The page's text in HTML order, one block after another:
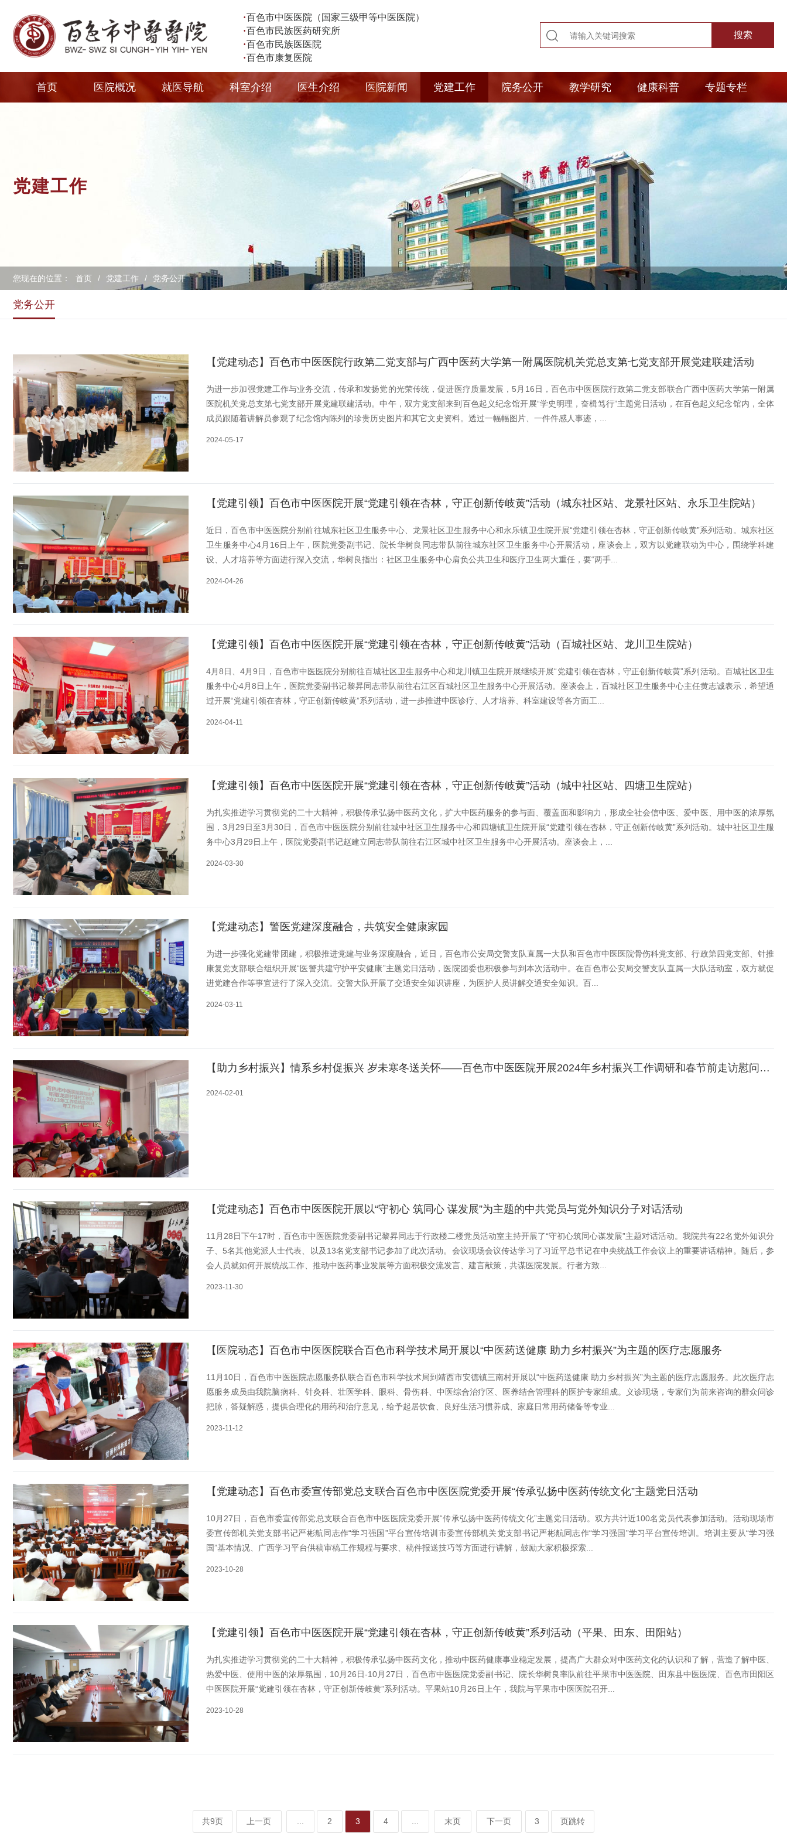
·百色市中医医院（国家三级甲等中医医院）
·百色市民族医药研究所
·百色市民族医医院
·百色市康复医院
首页 医院概况 就医导航 科室介绍 医生介绍 医院新闻 党建工作 院务公开 教学研究 健康科普 专题专栏
党建工作
您现在的位置： 首页 / 党建工作 / 党务公开
党务公开
【党建动态】百色市中医医院行政第二党支部与广西中医药大学第一附属医院机关党总支第七党支部开展党建联建活动
为进一步加强党建工作与业务交流，传承和发扬党的光荣传统，促进医疗质量发展，5月16日，百色市中医医院行政第二党支部联合广西中医药大学第一附属
医院机关党总支第七党支部开展党建联建活动。中午，双方党支部来到百色起义纪念馆开展“学史明理，奋楫笃行”主题党日活动，在百色起义纪念馆内，全体
成员跟随着讲解员参观了纪念馆内陈列的珍贵历史图片和其它文史资料。透过一幅幅图片、一件件感人事迹，...
2024-05-17
【党建引领】百色市中医医院开展“党建引领在杏林，守正创新传岐黄”活动（城东社区站、龙景社区站、永乐卫生院站）
近日，百色市中医医院分别前往城东社区卫生服务中心、龙景社区卫生服务中心和永乐镇卫生院开展“党建引领在杏林，守正创新传岐黄”系列活动。城东社区
卫生服务中心4月16日上午，医院党委副书记、院长华树良同志带队前往城东社区卫生服务中心开展活动，座谈会上，双方以党建联动为中心，围绕学科建
设、人才培养等方面进行深入交流，华树良指出：社区卫生服务中心肩负公共卫生和医疗卫生两大重任，要“两手...
2024-04-26
【党建引领】百色市中医医院开展“党建引领在杏林，守正创新传岐黄”活动（百城社区站、龙川卫生院站）
4月8日、4月9日，百色市中医医院分别前往百城社区卫生服务中心和龙川镇卫生院开展继续开展“党建引领在杏林，守正创新传岐黄”系列活动。百城社区卫生
服务中心4月8日上午，医院党委副书记黎昇同志带队前往右江区百城社区卫生服务中心开展活动。座谈会上，百城社区卫生服务中心主任黄志诚表示，希望通
过开展“党建引领在杏林，守正创新传岐黄”系列活动，进一步推进中医诊疗、人才培养、科室建设等各方面工...
2024-04-11
【党建引领】百色市中医医院开展“党建引领在杏林，守正创新传岐黄”活动（城中社区站、四塘卫生院站）
为扎实推进学习贯彻党的二十大精神，积极传承弘扬中医药文化，扩大中医药服务的参与面、覆盖面和影响力，形成全社会信中医、爱中医、用中医的浓厚氛
围，3月29日至3月30日，百色市中医医院分别前往城中社区卫生服务中心和四塘镇卫生院开展“党建引领在杏林，守正创新传岐黄”系列活动。城中社区卫生服
务中心3月29日上午，医院党委副书记赵建立同志带队前往右江区城中社区卫生服务中心开展活动。座谈会上，...
2024-03-30
【党建动态】警医党建深度融合，共筑安全健康家园
为进一步强化党建带团建，积极推进党建与业务深度融合，近日，百色市公安局交警支队直属一大队和百色市中医医院骨伤科党支部、行政第四党支部、针推
康复党支部联合组织开展“医警共建守护平安健康”主题党日活动，医院团委也积极参与到本次活动中。在百色市公安局交警支队直属一大队活动室，双方就促
进党建合作等事宜进行了深入交流。交警大队开展了交通安全知识讲座，为医护人员讲解交通安全知识。百...
2024-03-11
【助力乡村振兴】情系乡村促振兴 岁未寒冬送关怀——百色市中医医院开展2024年乡村振兴工作调研和春节前走访慰问活动
2024-02-01
【党建动态】百色市中医医院开展以“守初心 筑同心 谋发展”为主题的中共党员与党外知识分子对话活动
11月28日下午17时，百色市中医医院党委副书记黎昇同志于行政楼二楼党员活动室主持开展了“守初心筑同心谋发展”主题对话活动。我院共有22名党外知识分
子、5名其他党派人士代表、以及13名党支部书记参加了此次活动。会议现场会议传达学习了习近平总书记在中央统战工作会议上的重要讲话精神。随后，参
会人员就如何开展统战工作、推动中医药事业发展等方面积极交流发言、建言献策，共谋医院发展。行者方致...
2023-11-30
【医院动态】百色市中医医院联合百色市科学技术局开展以“中医药送健康 助力乡村振兴”为主题的医疗志愿服务
11月10日，百色市中医医院志愿服务队联合百色市科学技术局到靖西市安德镇三南村开展以“中医药送健康 助力乡村振兴”为主题的医疗志愿服务。此次医疗志
愿服务成员由我院脑病科、针灸科、壮医学科、眼科、骨伤科、中医综合治疗区、医养结合管理科的医护专家组成。义诊现场，专家们为前来咨询的群众问诊
把脉，答疑解惑，提供合理化的用药和治疗意见，给予起居饮食、良好生活习惯养成、家庭日常用药储备等专业...
2023-11-12
【党建动态】百色市委宣传部党总支联合百色市中医医院党委开展“传承弘扬中医药传统文化”主题党日活动
10月27日，百色市委宣传部党总支联合百色市中医医院党委开展“传承弘扬中医药传统文化”主题党日活动。双方共计近100名党员代表参加活动。活动现场市
委宣传部机关党支部书记严彬航同志作“学习强国”平台宣传培训市委宣传部机关党支部书记严彬航同志作“学习强国”学习平台宣传培训。培训主要从“学习强
国”基本情况、广西学习平台供稿审稿工作规程与要求、稿件报送技巧等方面进行讲解，鼓励大家积极探索...
2023-10-28
【党建引领】百色市中医医院开展“党建引领在杏林，守正创新传岐黄”系列活动（平果、田东、田阳站）
为扎实推进学习贯彻党的二十大精神，积极传承弘扬中医药文化，推动中医药健康事业稳定发展，提高广大群众对中医药文化的认识和了解，营造了解中医、
热爱中医、使用中医的浓厚氛围，10月26日-10月27日，百色市中医医院党委副书记、院长华树良率队前往平果市中医医院、田东县中医医院、百色市田阳区
中医医院开展“党建引领在杏林，守正创新传岐黄”系列活动。平果站10月26日上午，我院与平果市中医医院召开...
2023-10-28
共9页 上一页 2 3 4 末页 下一页 页跳转